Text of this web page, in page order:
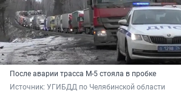
После аварии трасса М-5 стояла в пробке
Источник: УГИБДД по Челябинской области